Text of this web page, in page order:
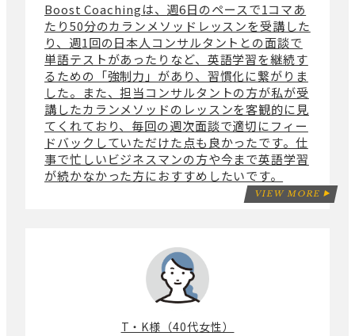
Boost Coachingは、週6日のペースで1コマあ
たり50分のカランメソッドレッスンを受講した
り、週1回の日本人コンサルタントとの面談で
単語テストがあったりなど、英語学習を継続す
るための「強制力」があり、習慣化に繋がりま
した。また、担当コンサルタントの方が私が受
講したカランメソッドのレッスンを客観的に見
てくれており、毎回の週次面談で適切にフィー
ドバックしていただけた点も良かったです。仕
事で忙しいビジネスマンの方や今まで英語学習
が続かなかった方におすすめしたいです。
VIEW MORE
T・K様（40代女性）